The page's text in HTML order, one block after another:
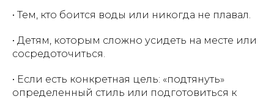
• Тем, кто боится воды или никогда не плавал.
• Детям, которым сложно усидеть на месте или
сосредоточиться.
• Если есть конкретная цель: «подтянуть»
определенный стиль или подготовиться к